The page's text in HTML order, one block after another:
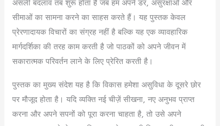
असली बदलाव तब शुरू होता है जब हम अपने डर, असुरक्षाओं और
सीमाओं का सामना करने का साहस करते हैं। यह पुस्तक केवल
प्रेरणादायक विचारों का संग्रह नहीं है बल्कि यह एक व्यावहारिक
मार्गदर्शिका की तरह काम करती है जो पाठकों को अपने जीवन में
सकारात्मक परिवर्तन लाने के लिए प्रेरित करती है।
पुस्तक का मुख्य संदेश यह है कि विकास हमेशा असुविधा के दूसरे छोर
पर मौजूद होता है। यदि व्यक्ति नई चीज़ें सीखना, नए अनुभव प्राप्त
करना और अपने सपनों को पूरा करना चाहता है, तो उसे अपने